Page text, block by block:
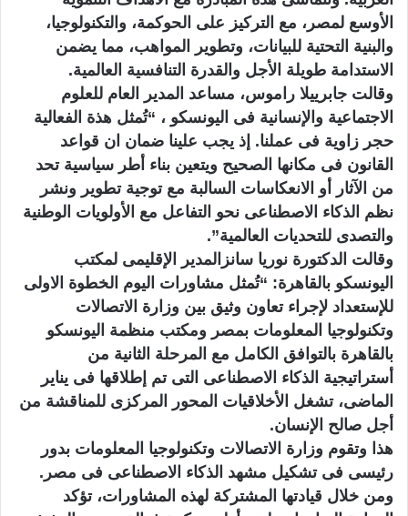
الأوسع لمصر، مع التركيز على الحوكمة، والتكنولوجيا،
والبنية التحتية للبيانات، وتطوير المواهب، مما يضمن
الاستدامة طويلة الأجل والقدرة التنافسية العالمية.
وقالت جابرييلا راموس، مساعد المدير العام للعلوم
الاجتماعية والإنسانية فى اليونسكو ، “تُمثل هذة الفعالية
حجر زاوية فى عملنا. إذ يجب علينا ضمان ان قواعد
القانون فى مكانها الصحيح ويتعين بناء أطر سياسية تحد
من الآثار أو الانعكاسات السالبة مع توجية تطوير ونشر
نظم الذكاء الاصطناعى نحو التفاعل مع الأولويات الوطنية
والتصدى للتحديات العالمية”.
وقالت الدكتورة نوريا سانزالمدير الإقليمى لمكتب
اليونسكو بالقاهرة: “تُمثل مشاورات اليوم الخطوة الاولى
للإستعداد لإجراء تعاون وثيق بين وزارة الاتصالات
وتكنولوجيا المعلومات بمصر ومكتب منظمة اليونسكو
بالقاهرة بالتوافق الكامل مع المرحلة الثانية من
أستراتيجية الذكاء الاصطناعى التى تم إطلاقها فى يناير
الماضى، تشغل الأخلاقيات المحور المركزى للمناقشة من
أجل صالح الإنسان.
هذا وتقوم وزارة الاتصالات وتكنولوجيا المعلومات بدور
رئيسى فى تشكيل مشهد الذكاء الاصطناعى فى مصر.
ومن خلال قيادتها المشتركة لهذه المشاورات، تؤكد